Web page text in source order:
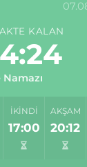
KALAN
İKINDI
17:00
AKŞAM
20:12